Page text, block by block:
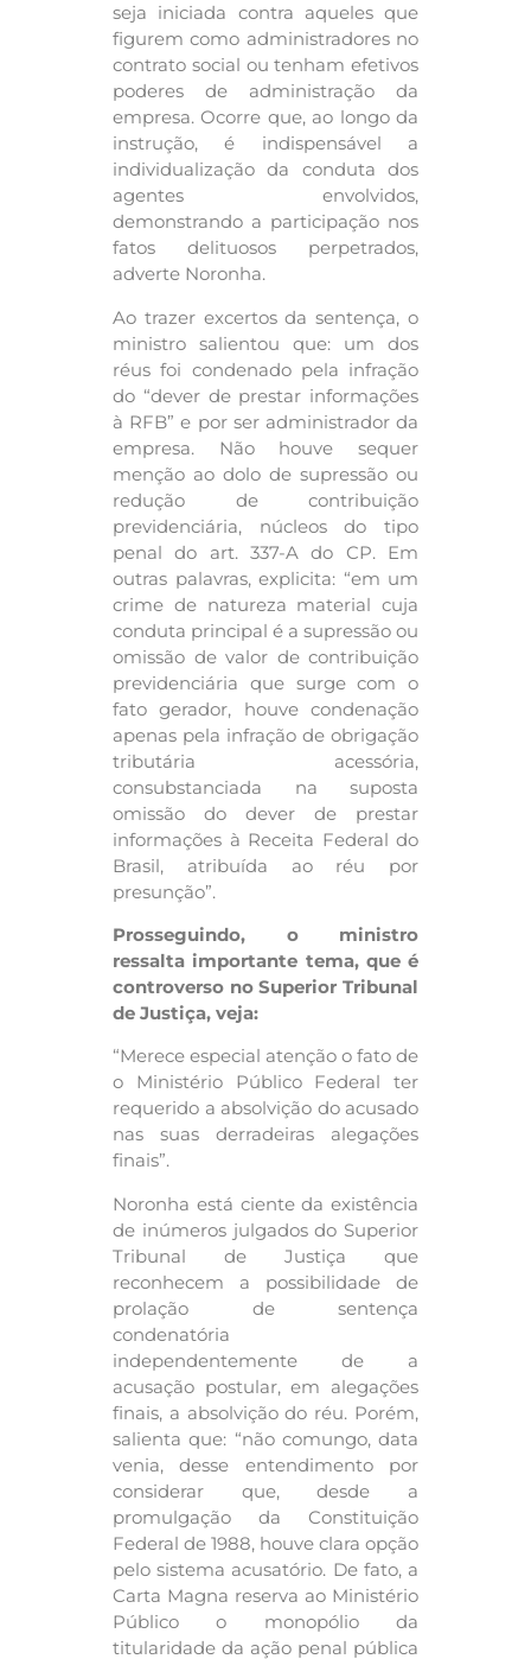
seja iniciada contra aqueles que
figurem como administradores no
contrato social ou tenham efetivos
poderes de administração da
empresa. Ocorre que, ao longo da
instrução, é indispensável a
individualização da conduta dos
agentes envolvidos,
demonstrando a participação nos
fatos delituosos perpetrados,
adverte Noronha.
Ao trazer excertos da sentença, o
ministro salientou que: um dos
réus foi condenado pela infração
do “dever de prestar informações
à RFB” e por ser administrador da
empresa. Não houve sequer
menção ao dolo de supressão ou
redução de contribuição
previdenciária, núcleos do tipo
penal do art. 337-A do CP. Em
outras palavras, explicita: “em um
crime de natureza material cuja
conduta principal é a supressão ou
omissão de valor de contribuição
previdenciária que surge com o
fato gerador, houve condenação
apenas pela infração de obrigação
tributária acessória,
consubstanciada na suposta
omissão do dever de prestar
informações à Receita Federal do
Brasil, atribuída ao réu por
presunção”.
Prosseguindo, o ministro
ressalta importante tema, que é
controverso no Superior Tribunal
de Justiça, veja:
“Merece especial atenção o fato de
o Ministério Público Federal ter
requerido a absolvição do acusado
nas suas derradeiras alegações
finais”.
Noronha está ciente da existência
de inúmeros julgados do Superior
Tribunal de Justiça que
reconhecem a possibilidade de
prolação de sentença
condenatória
independentemente de a
acusação postular, em alegações
finais, a absolvição do réu. Porém,
salienta que: “não comungo, data
venia, desse entendimento por
considerar que, desde a
promulgação da Constituição
Federal de 1988, houve clara opção
pelo sistema acusatório. De fato, a
Carta Magna reserva ao Ministério
Público o monopólio da
titularidade da ação penal pública